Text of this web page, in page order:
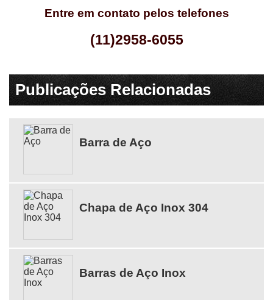
Entre em contato pelos telefones
(11)2958-6055
Publicações Relacionadas
Barra de Aço
Chapa de Aço Inox 304
Barras de Aço Inox